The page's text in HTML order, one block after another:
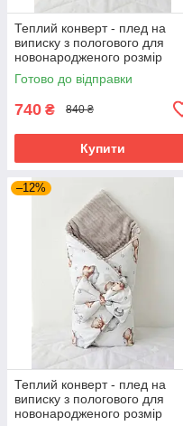
Теплий конверт - плед на
виписку з пологового для
новонародженого розмір
90х80 см BST сердечки
Готово до відправки
740 ₴ 840 ₴
Купити
–12%
Теплий конверт - плед на
виписку з пологового для
новонародженого розмір